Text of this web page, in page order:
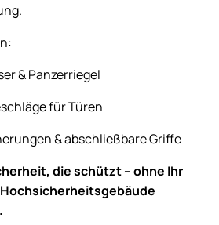
& Panzerriegel
für Türen
& abschließbare Griffe
die schützt – ohne Ihr